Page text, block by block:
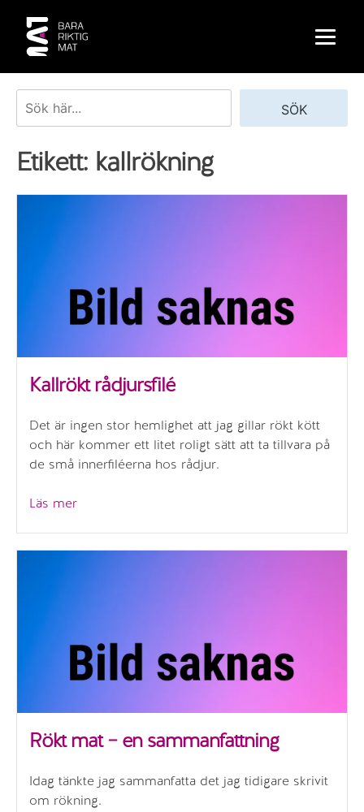
content
SÖK
Etikett: kallrökning
Kallrökt rådjursfilé
Det är ingen stor hemlighet att jag gillar rökt kött
och här kommer ett litet roligt sätt att ta tillvara på
de små innerfiléerna hos rådjur.
Läs mer”Kallrökt
Rökt mat – en sammanfattning
Idag tänkte jag sammanfatta det jag tidigare skrivit
om rökning.